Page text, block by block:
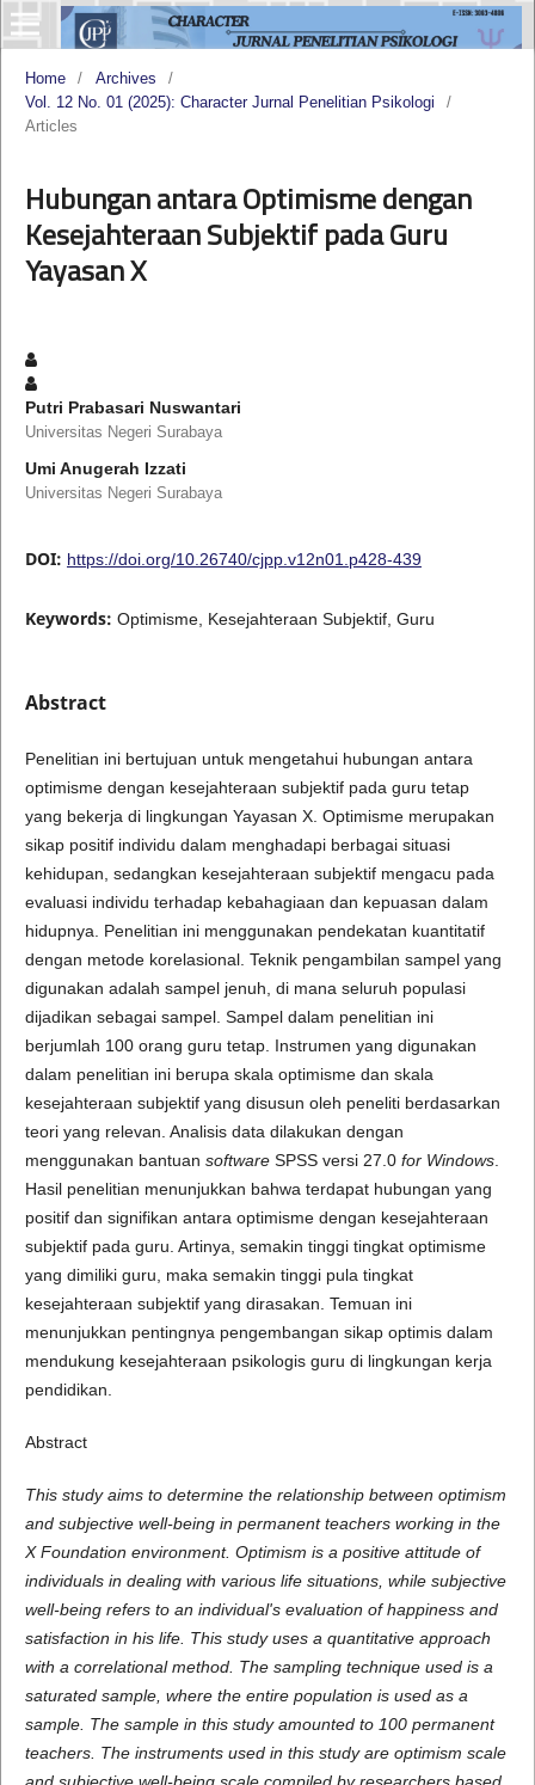
Home / Archives
/
Vol. 12 No. 01 (2025): Character Jurnal Penelitian Psikologi
/
Articles
Hubungan antara Optimisme dengan
Kesejahteraan Subjektif pada Guru
Yayasan X
Putri Prabasari Nuswantari
Universitas Negeri Surabaya
Umi Anugerah Izzati
Universitas Negeri Surabaya
DOI: https://doi.org/10.26740/cjpp.v12n01.p428-439
Keywords: Optimisme, Kesejahteraan Subjektif, Guru
Abstract
Penelitian ini bertujuan untuk mengetahui hubungan antara
optimisme dengan kesejahteraan subjektif pada guru tetap
yang bekerja di lingkungan Yayasan X. Optimisme merupakan
sikap positif individu dalam menghadapi berbagai situasi
kehidupan, sedangkan kesejahteraan subjektif mengacu pada
evaluasi individu terhadap kebahagiaan dan kepuasan dalam
hidupnya. Penelitian ini menggunakan pendekatan kuantitatif
dengan metode korelasional. Teknik pengambilan sampel yang
digunakan adalah sampel jenuh, di mana seluruh populasi
dijadikan sebagai sampel. Sampel dalam penelitian ini
berjumlah 100 orang guru tetap. Instrumen yang digunakan
dalam penelitian ini berupa skala optimisme dan skala
kesejahteraan subjektif yang disusun oleh peneliti berdasarkan
teori yang relevan. Analisis data dilakukan dengan
menggunakan bantuan softwareSPSS versi 27.0 for Windows.
Hasil penelitian menunjukkan bahwa terdapat hubungan yang
positif dan signifikan antara optimisme dengan kesejahteraan
subjektif pada guru. Artinya, semakin tinggi tingkat optimisme
yang dimiliki guru, maka semakin tinggi pula tingkat
kesejahteraan subjektif yang dirasakan. Temuan ini
menunjukkan pentingnya pengembangan sikap optimis dalam
mendukung kesejahteraan psikologis guru di lingkungan kerja
pendidikan.
Abstract
This study aims to determine the relationship between optimism
and subjective well-being in permanent teachers working in the
X Foundation environment. Optimism is a positive attitude of
individuals in dealing with various life situations, while subjective
well-being refers to an individual's evaluation of happiness and
satisfaction in his life. This study uses a quantitative approach
with a correlational method. The sampling technique used is a
saturated sample, where the entire population is used as a
sample. The sample in this study amounted to 100 permanent
teachers. The instruments used in this study are optimism scale